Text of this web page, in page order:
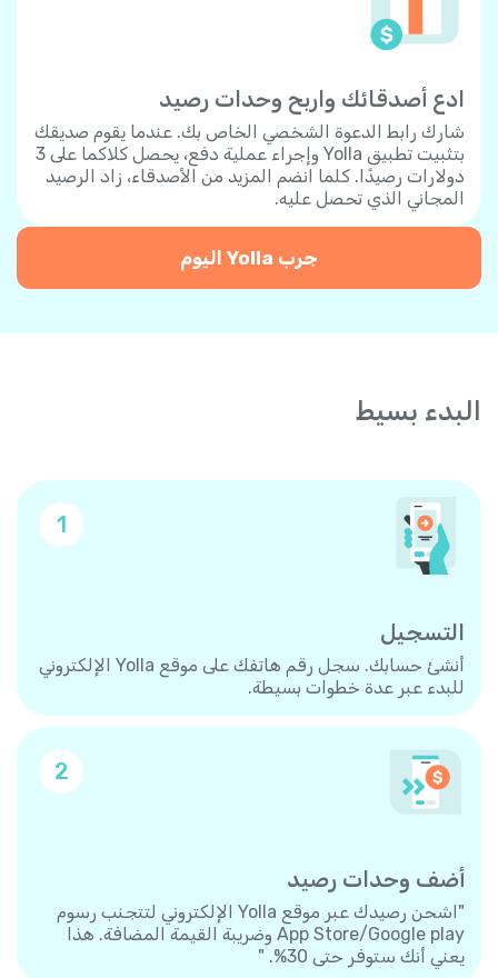
ادع أصدقائك واربح وحدات رصيد
شارك رابط الدعوة الشخصي الخاص بك. عندما يقوم صديقك
بتثبيت تطبيق Yolla وإجراء عملية دفع، يحصل كلاكما على 3
دولارات رصيدًا. كلما انضم المزيد من الأصدقاء، زاد الرصيد
المجاني الذي تحصل عليه.
جرب Yolla اليوم
البدء بسيط
1
التسجيل
أنشئ حسابك. سجل رقم هاتفك على موقع Yolla الإلكتروني
للبدء عبر عدة خطوات بسيطة.
2
أضف وحدات رصيد
"اشحن رصيدك عبر موقع Yolla الإلكتروني لتتجنب رسوم
App Store/Google play وضريبة القيمة المضافة. هذا
يعني أنك ستوفر حتى 30%. "